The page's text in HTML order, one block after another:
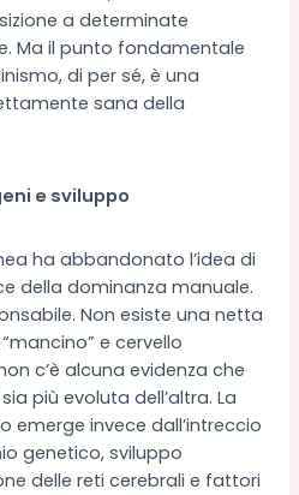
a determinate
Ma il punto fondamentale
di per sé, è una
sana della
e sviluppo
ha abbandonato l’idea di
della dominanza manuale.
Non esiste una netta
e cervello
c’è alcuna evidenza che
più evoluta dell’altra. La
emerge invece dall’intreccio
genetico, sviluppo
delle reti cerebrali e fattori